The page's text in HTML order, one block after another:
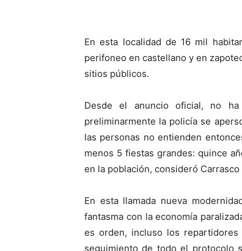
En esta localidad de 16 mil
perifoneo en castellano y en
sitios públicos.
Desde el anuncio oficial, no
preliminarmente la policía se
las personas no entienden
menos 5 fiestas grandes: quince
en la población, consideró Carrasco
En esta llamada nueva
fantasma con la economía
es orden, incluso los
seguimiento de todo el protocolo